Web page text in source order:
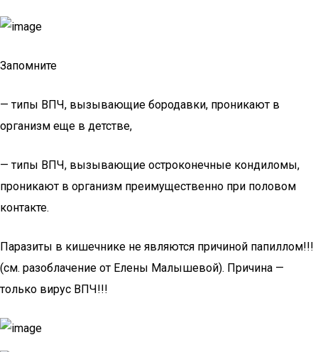
Запомните
— типы ВПЧ, вызывающие бородавки, проникают в
организм еще в детстве,
— типы ВПЧ, вызывающие остроконечные кондиломы,
проникают в организм преимущественно при половом
контакте.
Паразиты в кишечнике не являются причиной папиллом!!!
(см. разоблачение от Елены Малышевой). Причина —
только вирус ВПЧ!!!